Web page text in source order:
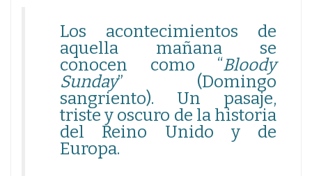
Los acontecimientos de
aquella mañana se
conocen como “Bloody
Sunday” (Domingo
sangriento). Un pasaje,
triste y oscuro de la historia
del Reino Unido y de
Europa.